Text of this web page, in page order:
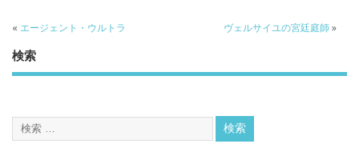
« エージェント・ウルトラ ヴェルサイユの宮廷庭師»
検索